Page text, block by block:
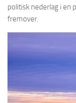
politisk nederlag i en
fremover.